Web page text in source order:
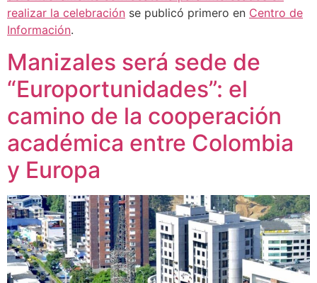
realizar la celebración se publicó primero en Centro de
Información.
Manizales será sede de
“Europortunidades”: el
camino de la cooperación
académica entre Colombia
y Europa